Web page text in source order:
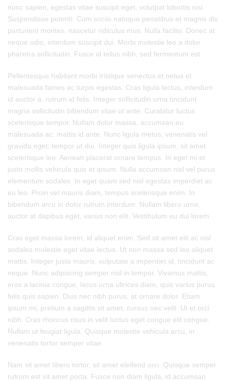
nunc sapien, egestas vitae suscipit eget, volutpat lobortis nisi.
Suspendisse potenti. Cum sociis natoque penatibus et magnis dis
parturient montes, nascetur ridiculus mus. Nulla facilisi. Donec at
neque odio, interdum suscipit dui. Morbi molestie leo a dolor
pharetra sollicitudin. Fusce id tellus nibh, sed fermentum est.
Pellentesque habitant morbi tristique senectus et netus et
malesuada fames ac turpis egestas. Cras ligula lectus, interdum
id auctor a, rutrum id felis. Integer sollicitudin urna tincidunt
magna sollicitudin bibendum vitae ut ante. Curabitur luctus
scelerisque tempor. Nullam dolor massa, accumsan eu
malesuada ac, mattis id ante. Nunc ligula metus, venenatis vel
gravida eget, tempor ut dui. Integer quis ligula ipsum, sit amet
scelerisque leo. Aenean placerat ornare tempus. In eget mi et
justo mollis vehicula quis et ipsum. Nulla accumsan nisl vel purus
elementum sodales. In eget quam sed nisl egestas imperdiet ac
eu leo. Proin vel mauris diam, tempus scelerisque enim. In
bibendum arcu in dolor rutrum interdum. Nullam libero urna,
auctor at dapibus eget, varius non elit. Vestibulum eu dui lorem.
Cras eget massa lorem, id aliquet enim. Sed sit amet elit ac nisl
sodales molestie eget vitae lectus. Ut non massa sed leo aliquet
mattis. Integer justo mauris, vulputate a imperdiet id, tincidunt ac
neque. Nunc adipiscing semper nisl in tempor. Vivamus mattis,
eros a lacinia congue, lacus urna ultrices diam, quis varius purus
felis quis sapien. Duis nec nibh purus, at ornare dolor. Etiam
ipsum mi, pretium a sagittis sit amet, cursus nec velit. Ut et orci
nibh. Cras rhoncus risus in velit luctus eget congue elit congue.
Nullam ut feugiat ligula. Quisque molestie vehicula arcu, in
venenatis tortor semper vitae.
Nam sit amet libero tortor, sit amet eleifend orci. Quisque semper
rutrum est sit amet porta. Fusce non diam ligula, id accumsan